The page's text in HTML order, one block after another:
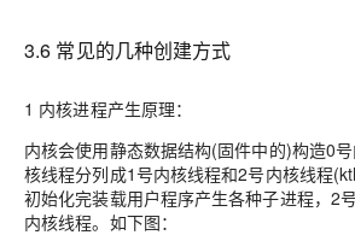
3.6 常见的几种创建方式
1 内核进程产生原理：
内核会使用静态数据结构(固件中的)构造0
核线程分列成1号内核线程和2号内核线程
初始化完装载用户程序产生各种子进程，2
内核线程。如下图：